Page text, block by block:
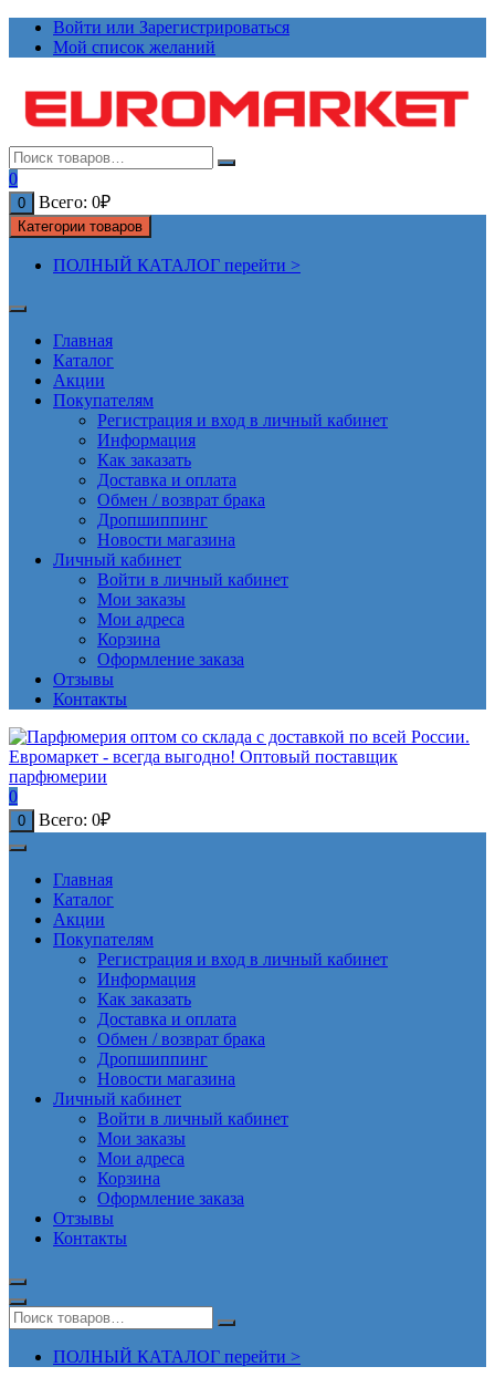
ПерейтиВойти или Зарегистрироваться
Мой список желаний
0
0 Всего: 0₽
Категории товаров
ПОЛНЫЙ КАТАЛОГ перейти >
Главная
Каталог
Акции
Покупателям
Регистрация и вход в личный кабинет
Информация
Как заказать
Доставка и оплата
Обмен / возврат брака
Дропшиппинг
Новости магазина
Личный кабинет
Войти в личный кабинет
Мои заказы
Мои адреса
Корзина
Оформление заказа
Отзывы
Контакты
0
0 Всего: 0₽
Главная
Каталог
Акции
Покупателям
Регистрация и вход в личный кабинет
Информация
Как заказать
Доставка и оплата
Обмен / возврат брака
Дропшиппинг
Новости магазина
Личный кабинет
Войти в личный кабинет
Мои заказы
Мои адреса
Корзина
Оформление заказа
Отзывы
Контакты
ПОЛНЫЙ КАТАЛОГ перейти >